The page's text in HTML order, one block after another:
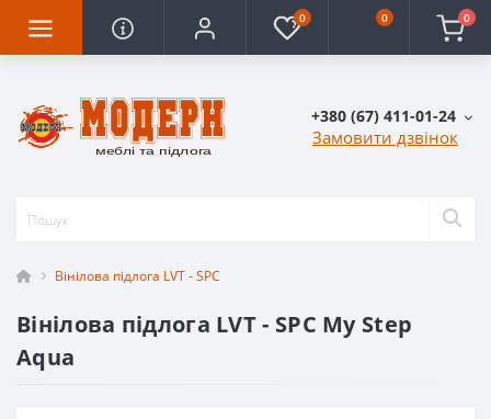
0 0 0
+380 (67) 411-01-24
Замовити дзвінок
Вінілова підлога LVT - SPC
Вінілова підлога LVT - SPC My Step
Aqua